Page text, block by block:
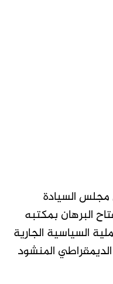
السيادة
البرهان بمكتبه
السياسية الجارية
المنشود